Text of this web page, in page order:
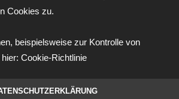
Cookies zu.
beispielsweise zur Kontrolle von
Cookie-Richtlinie